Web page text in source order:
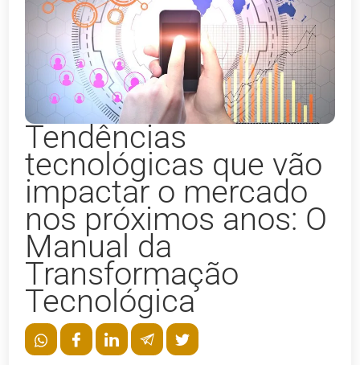
Tendências
tecnológicas que vão
impactar o mercado
nos próximos anos: O
Manual da
Transformação
Tecnológica